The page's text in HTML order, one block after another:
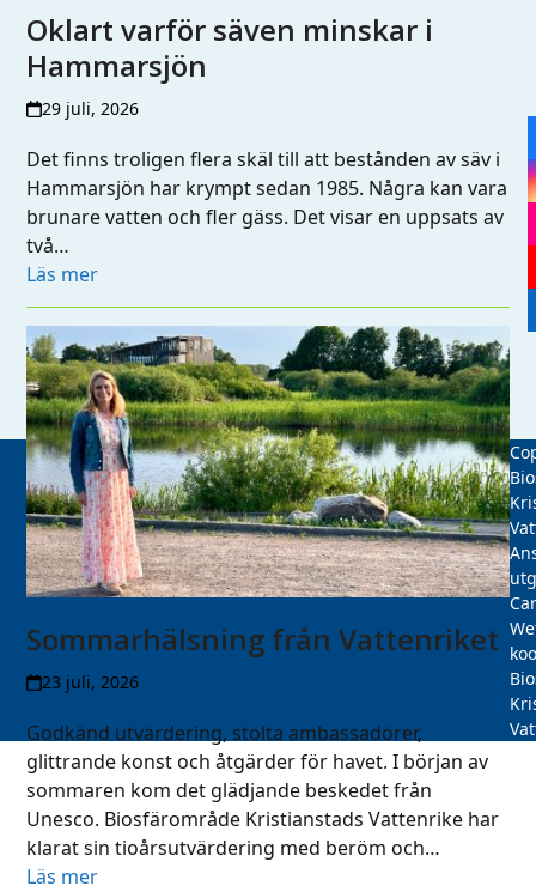
Oklart varför säven minskar i
Hammarsjön
29 juli, 2026
Det finns troligen flera skäl till att bestånden av säv i
Hammarsjön har krympt sedan 1985. Några kan vara
brunare vatten och fler gäss. Det visar en uppsats av
två…
Läs mer
Sommarhälsning från Vattenriket
23 juli, 2026
Godkänd utvärdering, stolta ambassadörer,
glittrande konst och åtgärder för havet. I början av
sommaren kom det glädjande beskedet från
Unesco. Biosfärområde Kristianstads Vattenrike har
klarat sin tioårsutvärdering med beröm och…
Läs mer